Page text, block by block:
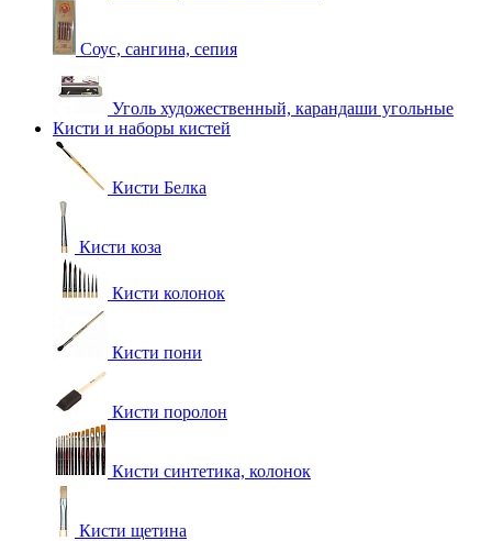
Соус, сангина, сепия
Уголь художественный, карандаши угольные
Кисти и наборы кистей
Кисти Белка
Кисти коза
Кисти колонок
Кисти пони
Кисти поролон
Кисти синтетика, колонок
Кисти щетина